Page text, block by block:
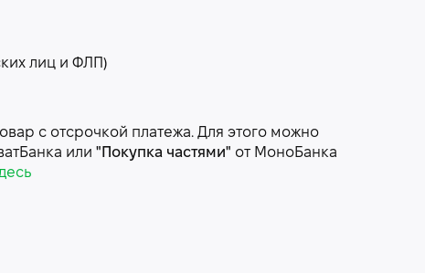
лиц и ФЛП)
с отсрочкой платежа. Для этого можно
или "Покупка частями" от МоноБанка